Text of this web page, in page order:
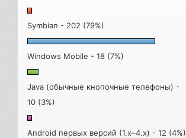
Symbian - 202 (79%)
Windows Mobile - 18 (7%)
Java (обычные кнопочные телефоны) -
10 (3%)
Android первых версий (1.x–4.x) - 12 (4%)